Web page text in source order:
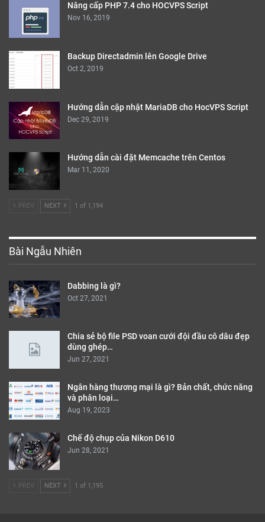
Nâng cấp PHP 7.4 cho HOCVPS Script
Nov 16, 2019
Backup Directadmin lên Google Drive
Oct 2, 2019
Hướng dẫn cập nhật MariaDB cho HocVPS Script
Dec 29, 2019
Hướng dẫn cài đặt Memcache trên Centos
Mar 11, 2020
PREV NEXT 1 of 1,194
Bài Ngẫu Nhiên
Dabbing là gì?
Oct 27, 2021
Chia sẻ bộ file PSD voan cưới đội đầu cô dâu đẹp
dùng ghép…
Jun 27, 2021
Ngân hàng thương mại là gì? Bản chất, chức năng
và phân loại…
Aug 19, 2023
Chế độ chụp của Nikon D610
Jun 28, 2021
PREV NEXT 1 of 1,195